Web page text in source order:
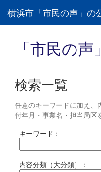
横浜市「市民の声」の
「市民の
検索一覧
任意のキーワードに加え、
付年月・事業名・担当局区
キーワード：
内容分類（大分類）：